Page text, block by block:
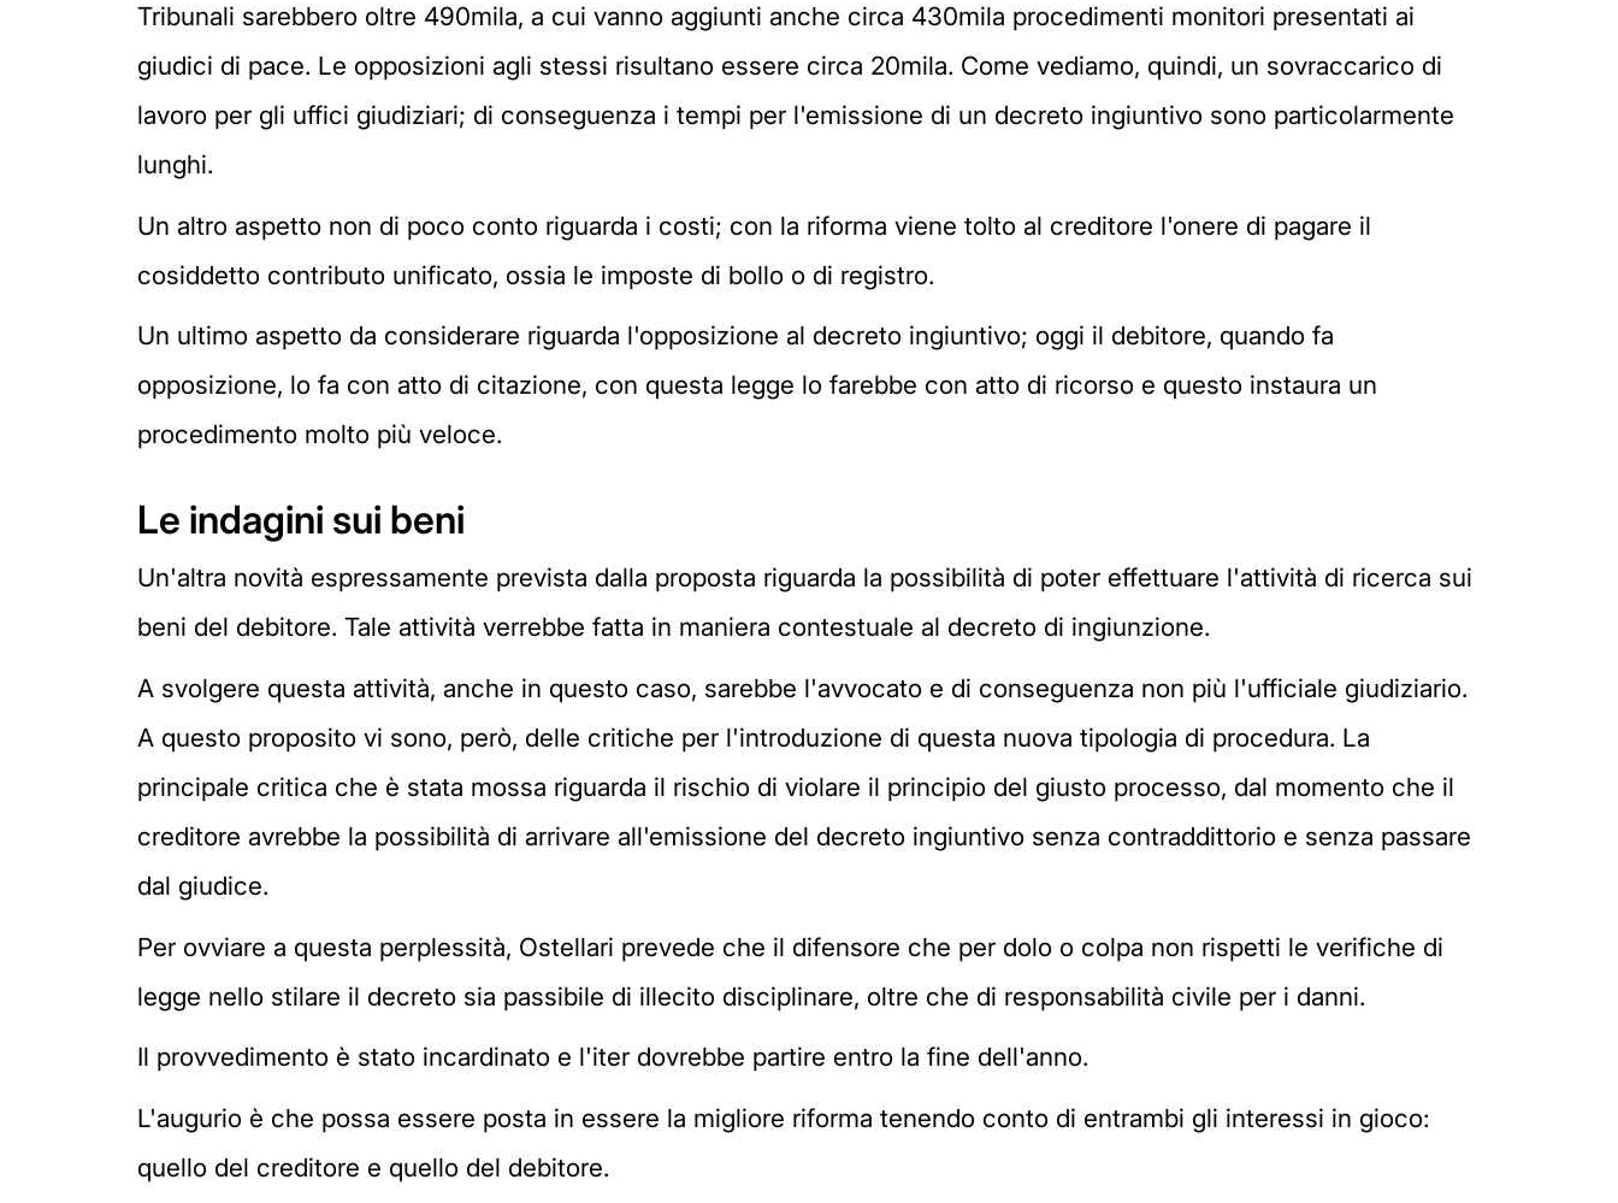
Tribunali sarebbero oltre 490mila, a cui vanno aggiunti anche circa 430mila procedimenti monitori presentati ai
giudici di pace. Le opposizioni agli stessi risultano essere circa 20mila. Come vediamo, quindi, un sovraccarico di
lavoro per gli uffici giudiziari; di conseguenza i tempi per l'emissione di un decreto ingiuntivo sono particolarmente
lunghi.
Un altro aspetto non di poco conto riguarda i costi; con la riforma viene tolto al creditore l'onere di pagare il
cosiddetto contributo unificato, ossia le imposte di bollo o di registro.
Un ultimo aspetto da considerare riguarda l'opposizione al decreto ingiuntivo; oggi il debitore, quando fa
opposizione, lo fa con atto di citazione, con questa legge lo farebbe con atto di ricorso e questo instaura un
procedimento molto più veloce.
Le indagini sui beni
Un'altra novità espressamente prevista dalla proposta riguarda la possibilità di poter effettuare l'attività di ricerca sui
beni del debitore. Tale attività verrebbe fatta in maniera contestuale al decreto di ingiunzione.
A svolgere questa attività, anche in questo caso, sarebbe l'avvocato e di conseguenza non più l'ufficiale giudiziario.
A questo proposito vi sono, però, delle critiche per l'introduzione di questa nuova tipologia di procedura. La
principale critica che è stata mossa riguarda il rischio di violare il principio del giusto processo, dal momento che il
creditore avrebbe la possibilità di arrivare all'emissione del decreto ingiuntivo senza contraddittorio e senza passare
dal giudice.
Per ovviare a questa perplessità, Ostellari prevede che il difensore che per dolo o colpa non rispetti le verifiche di
legge nello stilare il decreto sia passibile di illecito disciplinare, oltre che di responsabilità civile per i danni.
Il provvedimento è stato incardinato e l'iter dovrebbe partire entro la fine dell'anno.
L'augurio è che possa essere posta in essere la migliore riforma tenendo conto di entrambi gli interessi in gioco:
quello del creditore e quello del debitore.